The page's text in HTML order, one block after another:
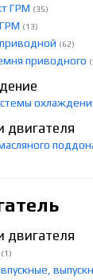
ГРМ (35)
(13)
(62)
приводного
двигателя
двигателя
(1)
впускные,